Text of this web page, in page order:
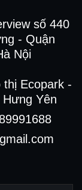
số 440
- Quận
Nội
Ecopark -
Yên